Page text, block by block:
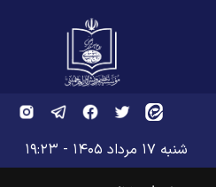
شنبه ۱۷ مرداد ۱۴۰۵ - ۱۹:۲۳